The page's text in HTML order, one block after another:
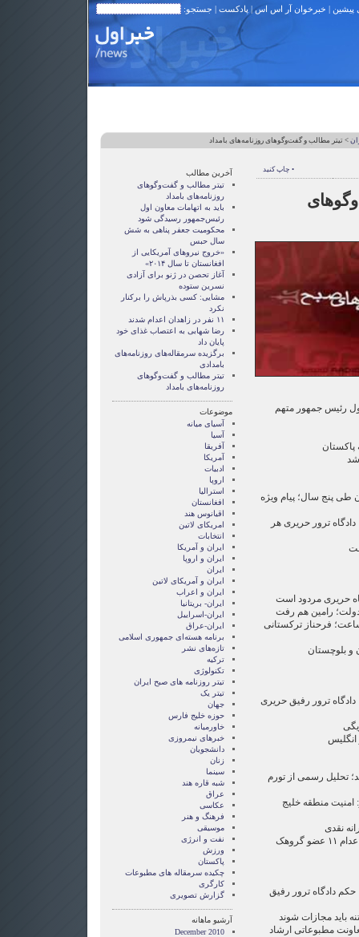
پیشین | خبرخوان آر اس اس| پادکست | جستجو:
> تیتر مطالب و گفت‌وگوهای روزنامه‌های بامداد
• چاپ کنید
رئیس جمهور متهم
پاکستان
شد
طی پنج سال؛ پیام ویژه
دادگاه ترور حریری هر
حریری مردود است
رامین هم رفت
ساعت؛ فرحناز تركستانی
دادگاه ترور رفیق حریری
انگلیس
تحلیل رسمی از تورم
امنیت منطقه خلیج
نقدی
● سخنگوی قوه قضائیه خبر داد؛ اعدام ١١ عضو گروهک
حکم دادگاه ترور رفیق
باید مجازات شوند
مطبوعاتی ارشاد
آخرین مطالب
تیتر مطالب و گفت‌وگوهای
روزنامه‌های بامداد
باید به اتهامات معاون اول
رئیس‌جمهور رسیدگی شود
محکومیت جعفر پناهی به شش
سال حبس
«خروج نيروهای آمريکايی از
افغانستان تا سال ۲۰۱۴»
آغاز تحصن در ژنو برای آزادی
نسرين ستوده
مشايی: کسی بذرپاش را برکنار
نکرد
۱۱ نفر در زاهدان اعدام شدند
رضا شهابی به اعتصاب غذای خود
پايان داد
برگزیده سرمقاله‌های روزنامه‌های
بامدادی
تیتر مطالب و گفت‌وگوهای
روزنامه‌های بامداد
موضوعات
آسيای ميانه
آسیا
آفریقا
آمریکا
ادبیات
اروپا
استرالیا
افغانستان
اقیانوس هند
امریکای لاتین
انتخابات
ايران و آمريکا
ايران و اروپا
ایران
ایران و آمریکای لاتین
ایران و اعراب
ایران- بریتانیا
ایران-اسراییل
ایران-عراق
برنامه هسته‌ای جمهوری اسلامی
تازه‌های نشر
ترکیه
تکنولوژی
تیتر روزنامه های صبح ایران
تیتر یک
جهان
حوزه خلیج فارس
خاورمیانه
خبرهای نیمروزی
دانشجویان
زنان
سینما
شبه قاره هند
عراق
عکاسی
فرهنگ و هنر
موسیقی
نفت و انرژی
ورزش
پاکستان
چکیده سرمقاله های مطبوعات
کارگری
گزارش تصويری
آرشیو ماهانه
December 2010